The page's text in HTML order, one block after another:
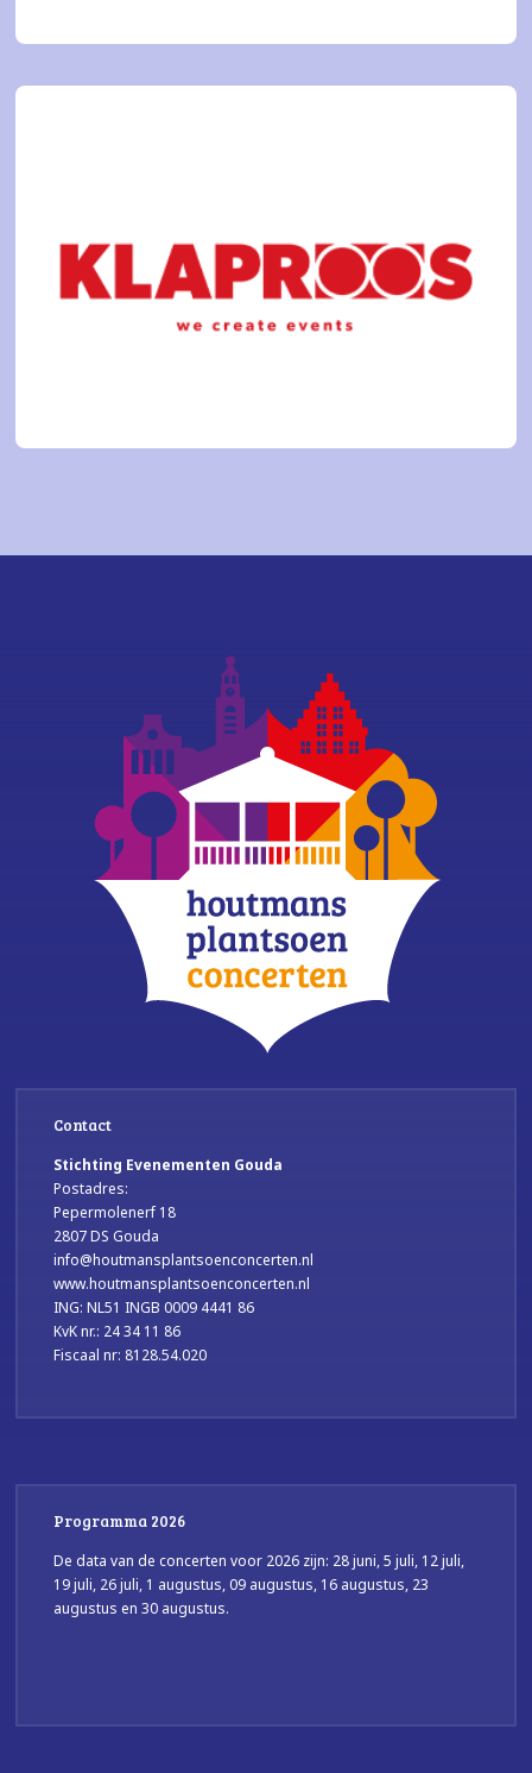
Contact
Stichting Evenementen Gouda
Postadres:
Pepermolenerf 18
2807 DS Gouda
info@houtmansplantsoenconcerten.nl
www.houtmansplantsoenconcerten.nl
ING: NL51 INGB 0009 4441 86
KvK nr.: 24 34 11 86
Fiscaal nr: 8128.54.020
Programma 2026
De data van de concerten voor 2026 zijn: 28 juni, 5 juli, 12 juli,
19 juli, 26 juli, 1 augustus, 09 augustus, 16 augustus, 23
augustus en 30 augustus.